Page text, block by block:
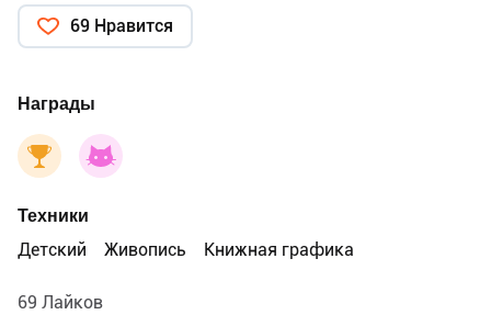
Они считали самих себя половиной всего света, и
притом лучшей половиной. Правда, утёнок полагал,
— Умеешь ты нести яйца? — спросила она утёнка.
— Нет.
— Так и держи язык на привязи!
— Умеешь ты выгибать спину, мурлыкать и пускать
искры?
— Так и не суйся со своим мнением, когда гово-
69 Нравится
Награды
Техники
Детский
Живопись Книжная графика
69 Лайков